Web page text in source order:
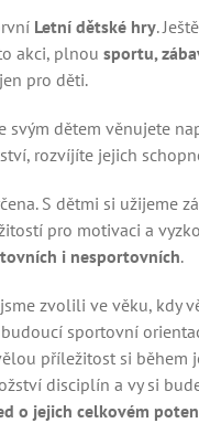
Letní dětské hry.
akci, plnou sportu,
pro děti.
svým dětem věnujete
rozvíjíte jejich
S dětmi si užijeme
pro motivaci a
i nesportovních.
zvolili ve věku, kdy
sportovní
příležitost si během
disciplín a vy si
o jejich celkovém